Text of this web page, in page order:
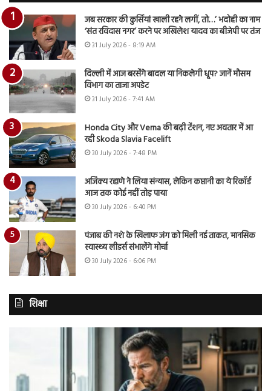
जब सरकार की कुर्सियां खाली रहने लगीं, तो…’ भदोही का नाम
‘संत रविदास नगर’ करने पर अखिलेश यादव का बीजेपी पर तंज
31 July 2026 - 8:19 AM
दिल्ली में आज बरसेंगे बादल या निकलेगी धूप? जानें मौसम
विभाग का ताजा अपडेट
31 July 2026 - 7:41 AM
Honda City और Verna की बढ़ी टेंशन, नए अवतार में आ
रही Skoda Slavia Facelift
30 July 2026 - 7:48 PM
अजिंक्य रहाणे ने लिया संन्यास, लेकिन कप्तानी का ये रिकॉर्ड
आज तक कोई नहीं तोड़ पाया
30 July 2026 - 6:40 PM
पंजाब की नशे के खिलाफ जंग को मिली नई ताकत, मानसिक
स्वास्थ्य लीडर्स संभालेंगे मोर्चा
30 July 2026 - 6:06 PM
शिक्षा